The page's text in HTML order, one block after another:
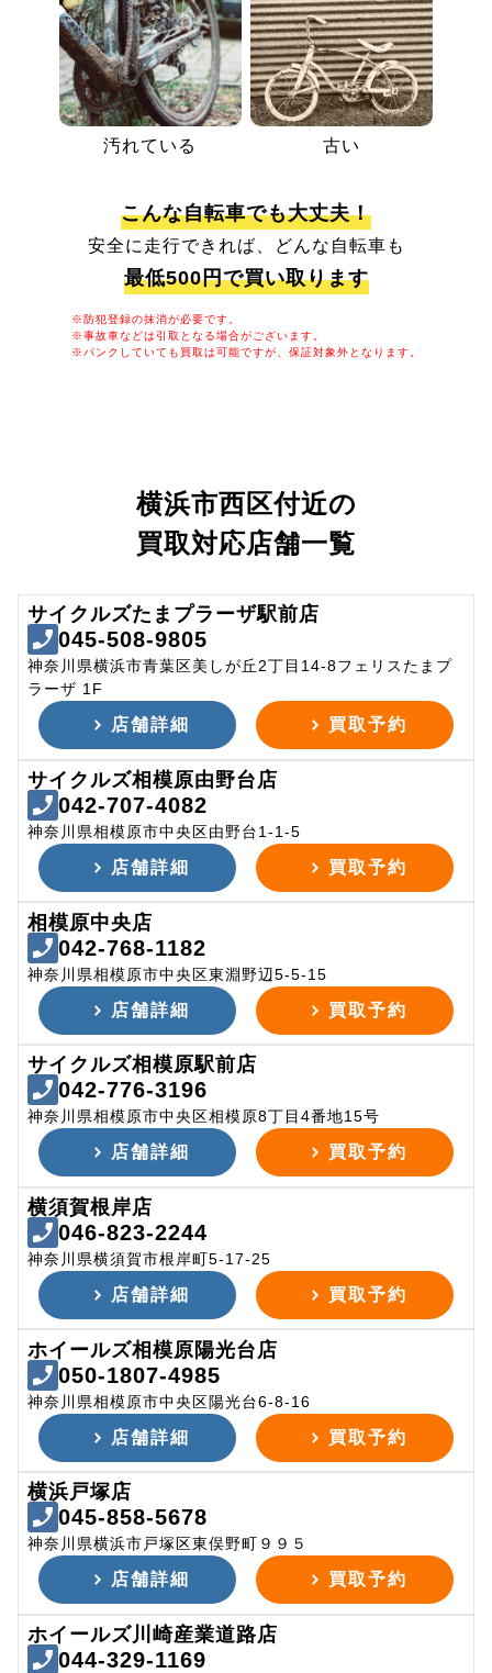
汚れている 古い
こんな自転車でも大丈夫！
安全に走行できれば、どんな自転車も
最低500円で買い取ります
※防犯登録の抹消が必要です。
※事故車などは引取となる場合がございます。
※パンクしていても買取は可能ですが、保証対象外となります。
横浜市西区付近の
買取対応店舗一覧
サイクルズたまプラーザ駅前店
045-508-9805
神奈川県横浜市青葉区美しが丘2丁目14-8フェリスたまプ
ラーザ 1F
店舗詳細 買取予約
サイクルズ相模原由野台店
042-707-4082
神奈川県相模原市中央区由野台1-1-5
店舗詳細 買取予約
相模原中央店
042-768-1182
神奈川県相模原市中央区東淵野辺5-5-15
店舗詳細 買取予約
サイクルズ相模原駅前店
042-776-3196
神奈川県相模原市中央区相模原8丁目4番地15号
店舗詳細 買取予約
横須賀根岸店
046-823-2244
神奈川県横須賀市根岸町5-17-25
店舗詳細 買取予約
ホイールズ相模原陽光台店
050-1807-4985
神奈川県相模原市中央区陽光台6-8-16
店舗詳細 買取予約
横浜戸塚店
045-858-5678
神奈川県横浜市戸塚区東俣野町９９５
店舗詳細 買取予約
ホイールズ川崎産業道路店
044-329-1169